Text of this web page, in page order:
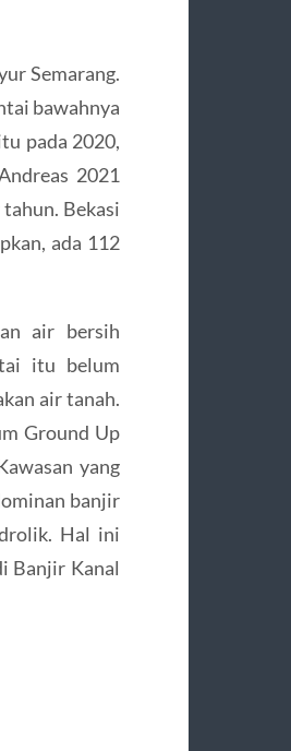
Semarang.
bawahnya
pada 2020,
2021
Bekasi
ada 112
air bersih
itu belum
air tanah.
Ground Up
yang
banjir
Hal ini
Banjir Kanal